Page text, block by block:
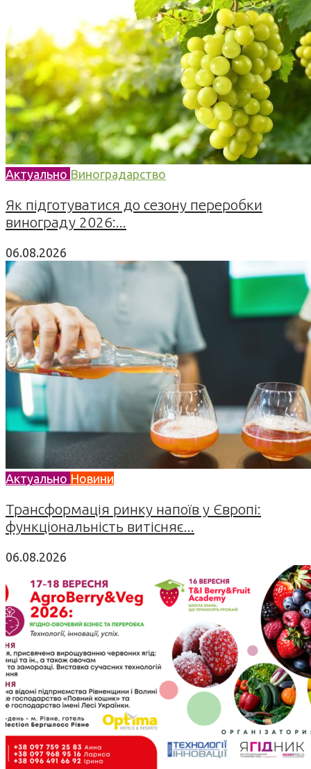
Актуально Виноградарство
Як підготуватися до сезону переробки
винограду 2026:...
06.08.2026
Актуально Новини
Трансформація ринку напоїв у Європі:
функціональність витісняє...
06.08.2026